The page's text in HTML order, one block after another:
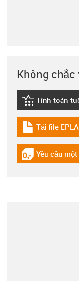
Không chắc
igus-icon-
Tính toán
igus-icon-
Tải file
igus-icon-
Yêu cầu